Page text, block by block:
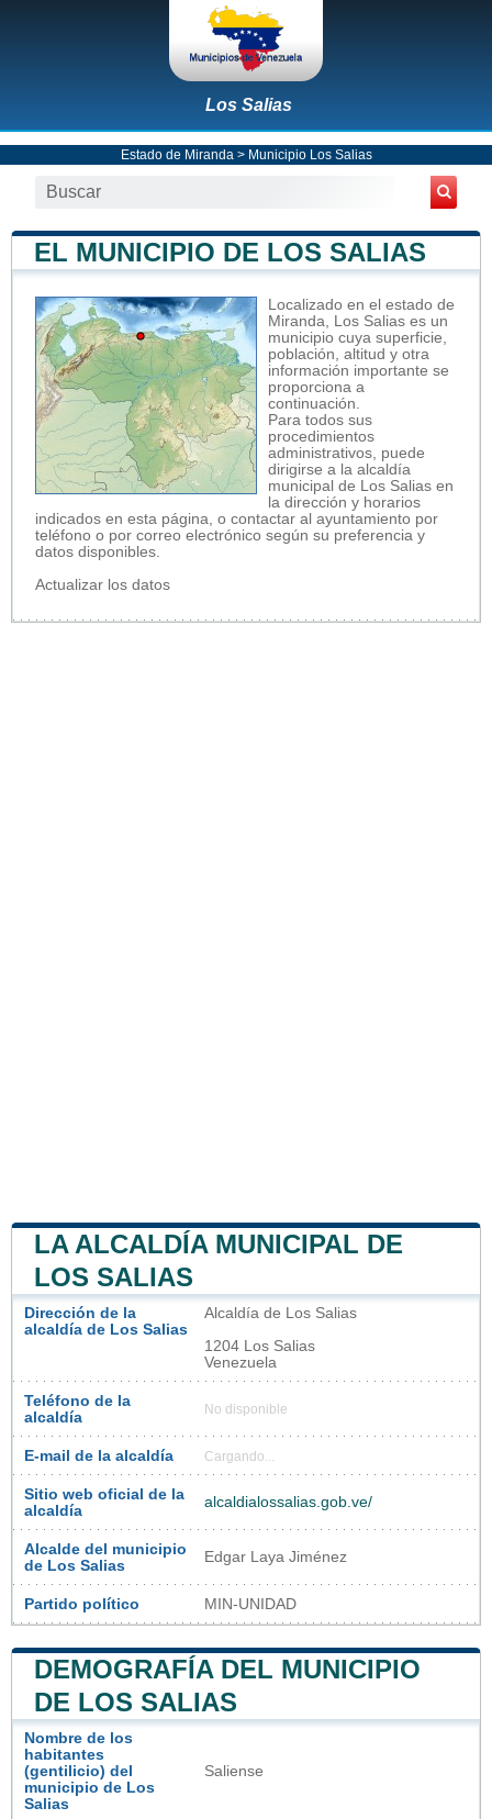
Los Salias
Estado de Miranda > Municipio Los Salias
EL MUNICIPIO DE LOS SALIAS
Localizado en el estado de
Miranda, Los Salias es un
municipio cuya superficie,
población, altitud y otra
información importante se
proporciona a
continuación.
Para todos sus
procedimientos
administrativos, puede
dirigirse a la alcaldía
municipal de Los Salias en
la dirección y horarios
indicados en esta página, o contactar al ayuntamiento por
teléfono o por correo electrónico según su preferencia y
datos disponibles.
Actualizar los datos
LA ALCALDÍA MUNICIPAL DE
LOS SALIAS
Dirección de la
alcaldía de Los Salias
Alcaldía de Los Salias
1204 Los Salias
Venezuela
Teléfono de la
alcaldía
No disponible
E-mail de la alcaldía Cargando...
Sitio web oficial de la
alcaldía
alcaldialossalias.gob.ve/
Alcalde del municipio
de Los Salias
Edgar Laya Jiménez
Partido político MIN-UNIDAD
DEMOGRAFÍA DEL MUNICIPIO
DE LOS SALIAS
Nombre de los
habitantes
(gentilicio) del
municipio de Los
Salias
Saliense